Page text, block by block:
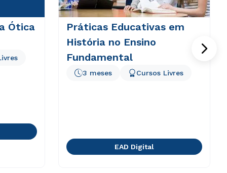
Ótica
Práticas Educativas em
História no Ensino
Fundamental
3 meses Cursos Livres
EAD Digital